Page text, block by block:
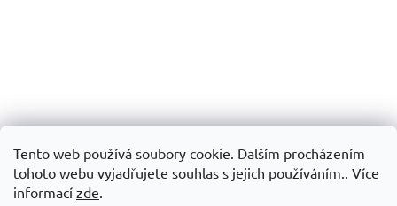
Tento web používá soubory cookie. Dalším procházením
tohoto webu vyjadřujete souhlas s jejich používáním.. Více
informací zde.